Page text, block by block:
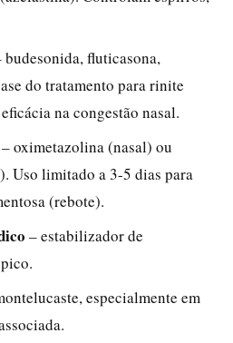
budesonida, fluticasona,
do tratamento para rinite
na congestão nasal.
– oximetazolina (nasal) ou
Uso limitado a 3-5 dias para
(rebote).
– estabilizador de
especialmente em